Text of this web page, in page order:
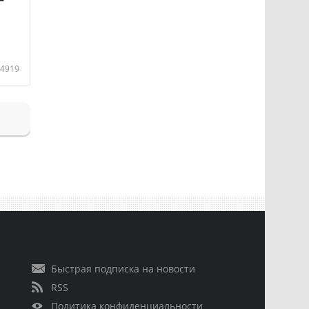
4919
Быстрая подписка на новости
RSS
Политика конфиденциальности